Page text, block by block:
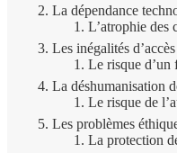
La dépendance
L’atrophie des
Les inégalités
Le risque d’un
La déshumanisation
Le risque de
Les problèmes
La protection